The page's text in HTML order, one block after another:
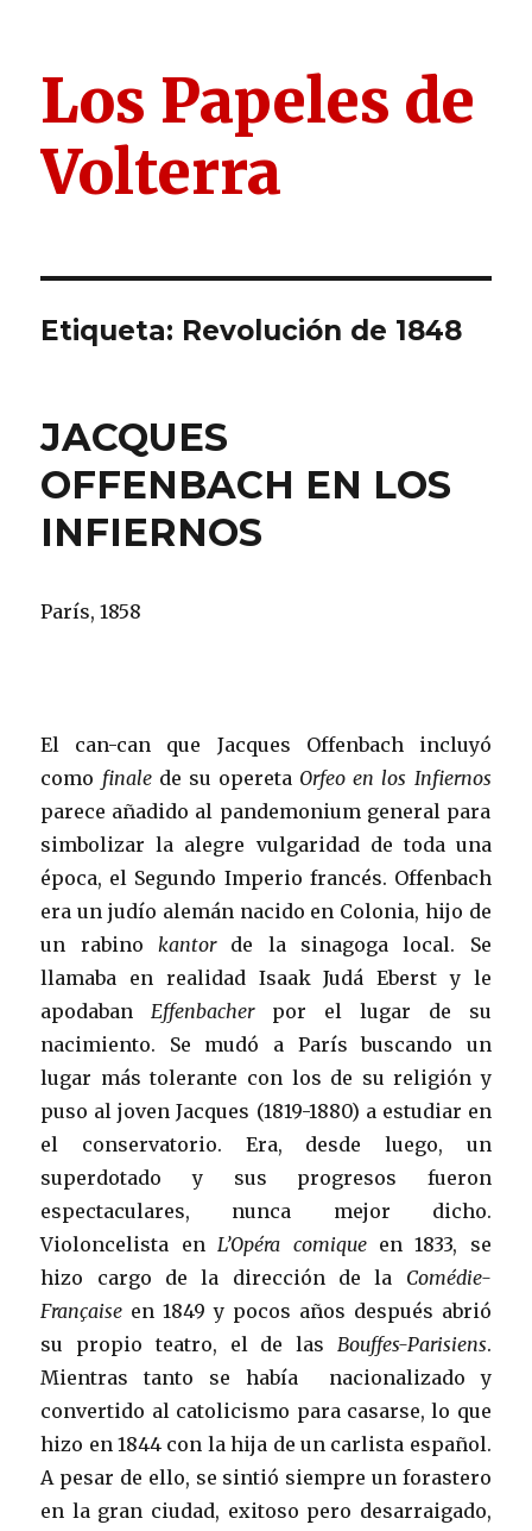
Los Papeles de
Volterra
Etiqueta: Revolución de 1848
JACQUES
OFFENBACH EN LOS
INFIERNOS
París, 1858
El can-can que Jacques Offenbach incluyó
como finale de su opereta Orfeo en los Infiernos
parece añadido al pandemonium general para
simbolizar la alegre vulgaridad de toda una
época, el Segundo Imperio francés. Offenbach
era un judío alemán nacido en Colonia, hijo de
un rabino kantorde la sinagoga local. Se
llamaba en realidad Isaak Judá Eberst y le
apodabanEffenbacher por el lugar de su
nacimiento. Se mudó a París buscando un
lugar más tolerante con los de su religión y
puso al joven Jacques (1819-1880) a estudiar en
el conservatorio. Era, desde luego, un
superdotado y sus progresos fueron
espectaculares, nunca mejor dicho.
Violoncelista enL’Opéra comiqueen 1833, se
hizo cargo de la dirección de la Comédie-
Française en 1849 y pocos años después abrió
su propio teatro, el de las Bouffes-Parisiens.
Mientras tanto se había nacionalizado y
convertido al catolicismo para casarse, lo que
hizo en 1844 con la hija de un carlista español.
A pesar de ello, se sintió siempre un forastero
en la gran ciudad, exitoso pero desarraigado,